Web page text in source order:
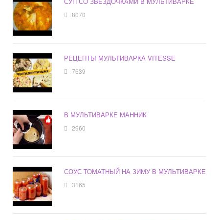
8070
РЕЦЕПТЫ МУЛЬТИВАРКА VITESSE
7639
В МУЛЬТИВАРКЕ МАННИК
2960
СОУС ТОМАТНЫЙ НА ЗИМУ В МУЛЬТИВАРКЕ
3165